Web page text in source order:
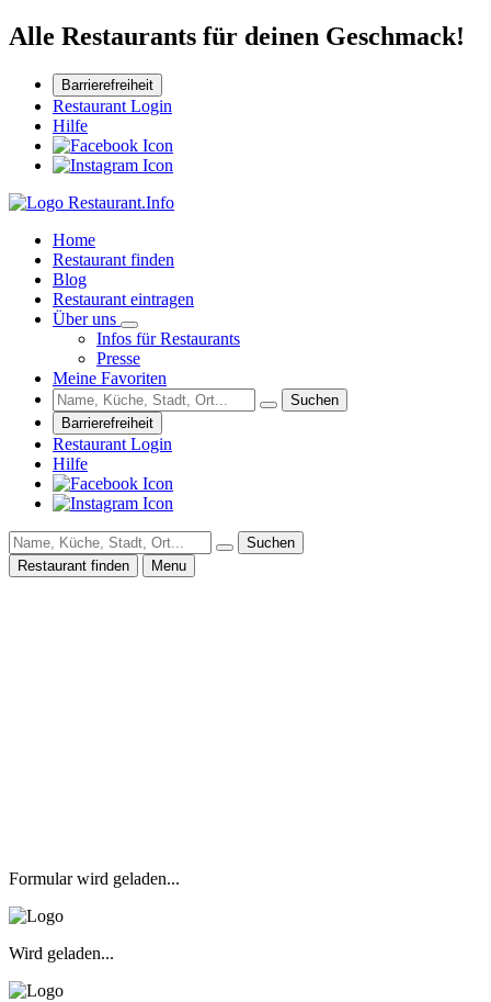
Alle Restaurants für deinen Geschmack!
Barrierefreiheit
Restaurant Login
Hilfe
Home
Restaurant finden
Blog
Restaurant eintragen
Über uns
Infos für Restaurants
Presse
Meine Favoriten
Suchen
Barrierefreiheit
Restaurant Login
Hilfe
Suchen
Restaurant finden
Menu
Formular wird geladen...
Wird geladen...